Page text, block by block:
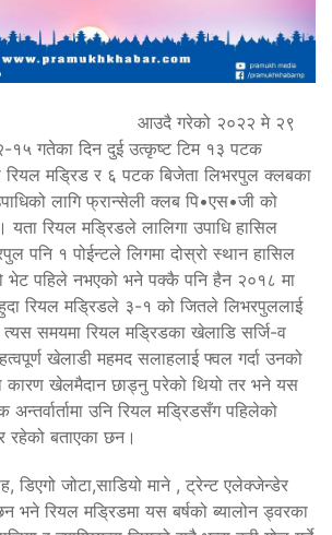
२०२२ मे २९
१५ गतेका दिन दुई उत्कृष्ट टिम १३ पटक
रियल मड्रिड र ६ पटक बिजेता लिभरपुल क्लबका
लागि फ्रान्सेली क्लब पि•एस•जी को
रियल मड्रिडले लालिगा उपाधि हासिल
पनि १ पोईन्टले लिगमा दोस्रो स्थान हासिल
भेट पहिले नभएको भने पक्कै पनि हैन २०१८ मा
रियल मड्रिडले ३-१ को जितले लिभरपुललाई
समयमा रियल मड्रिडका खेलाडि सर्जि-व
खेलाडी महमद सलाहलाई फ्वल गर्दा उनको
कारण खेलमैदान छाड्नु परेको थियो तर भने यस
उनि रियल मड्रिडसँग पहिलेको
रहेको बताएका छन।
डिएगो जोटा,साडियो माने , ट्रेन्ट एलेक्जेन्डेर
भने रियल मड्रिडमा यस बर्षको ब्यालोन ड्वरका